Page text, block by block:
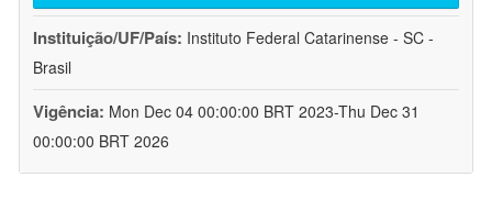
Instituição/UF/País: Instituto Federal Catarinense - SC -
Brasil
Vigência: Mon Dec 04 00:00:00 BRT 2023-Thu Dec 31
00:00:00 BRT 2026